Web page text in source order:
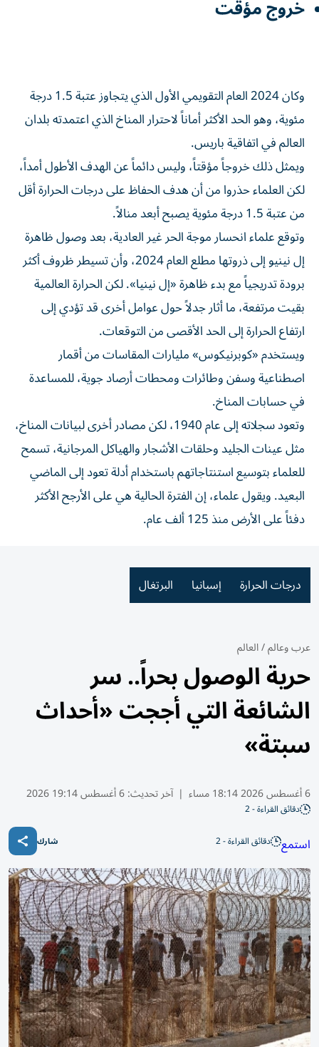
خروج مؤقت
وكان 2024 العام التقويمي الأول الذي يتجاوز عتبة 1.5 درجة
مئوية، وهو الحد الأكثر أماناً لاحترار المناخ الذي اعتمدته بلدان
العالم في اتفاقية باريس.
ويمثل ذلك خروجاً مؤقتاً، وليس دائماً عن الهدف الأطول أمداً،
لكن العلماء حذروا من أن هدف الحفاظ على درجات الحرارة أقل
من عتبة 1.5 درجة مئوية يصبح أبعد منالاً.
وتوقع علماء انحسار موجة الحر غير العادية، بعد وصول ظاهرة
إل نينيو إلى ذروتها مطلع العام 2024، وأن تسيطر ظروف أكثر
برودة تدريجياً مع بدء ظاهرة «إل نينيا». لكن الحرارة العالمية
بقيت مرتفعة، ما أثار جدلاً حول عوامل أخرى قد تؤدي إلى
ارتفاع الحرارة إلى الحد الأقصى من التوقعات.
ويستخدم «كوبرنيكوس» مليارات المقاسات من أقمار
اصطناعية وسفن وطائرات ومحطات أرصاد جوية، للمساعدة
في حسابات المناخ.
وتعود سجلاته إلى عام 1940، لكن مصادر أخرى لبيانات المناخ،
مثل عينات الجليد وحلقات الأشجار والهياكل المرجانية، تسمح
للعلماء بتوسيع استنتاجاتهم باستخدام أدلة تعود إلى الماضي
البعيد. ويقول علماء، إن الفترة الحالية هي على الأرجح الأكثر
دفئاً على الأرض منذ 125 ألف عام.
درجات الحرارة إسبانيا البرتغال
عرب وعالم/العالم
حرية الوصول بحراً.. سر
الشائعة التي أججت «أحداث
سبتة»
6 أغسطس 2026 18:14 مساء | آخر تحديث:6 أغسطس 19:14 2026
دقائق القراءة - 2
استمع دقائق القراءة - 2 شارك